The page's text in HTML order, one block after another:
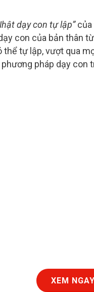
dạy con tự lập”của
con của bản thân
tự lập, vượt qua
pháp dạy con
XEM